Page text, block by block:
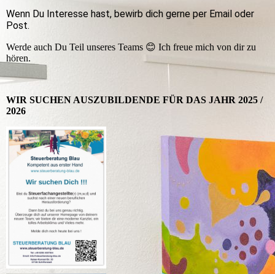
Wenn Du Interesse hast, bewirb dich gerne per Email oder
Post.
Werde auch Du Teil unseres Teams 😊 Ich freue mich von dir zu
hören.
WIR SUCHEN AUSZUBILDENDE FÜR DAS JAHR 2025 /
2026